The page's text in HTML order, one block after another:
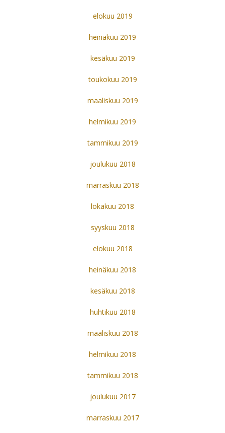
elokuu 2019
heinäkuu 2019
kesäkuu 2019
toukokuu 2019
maaliskuu 2019
helmikuu 2019
tammikuu 2019
joulukuu 2018
marraskuu 2018
lokakuu 2018
syyskuu 2018
elokuu 2018
heinäkuu 2018
kesäkuu 2018
huhtikuu 2018
maaliskuu 2018
helmikuu 2018
tammikuu 2018
joulukuu 2017
marraskuu 2017